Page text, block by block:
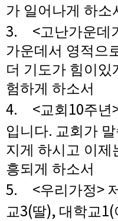
가 일어나게 하소
3. <고난가운데
가운데서 영적으
더 기도가 힘이있
험하게 하소서
4. <교회 10주년
입니다. 교회가
지게 하시고 이제
흥되게 하소서
5. <우리가정>
교3(딸), 대학교1(